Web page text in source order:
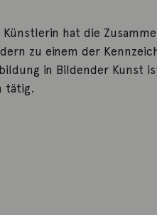
hat die
zu einem der
in Bildender Kunst
tätig.